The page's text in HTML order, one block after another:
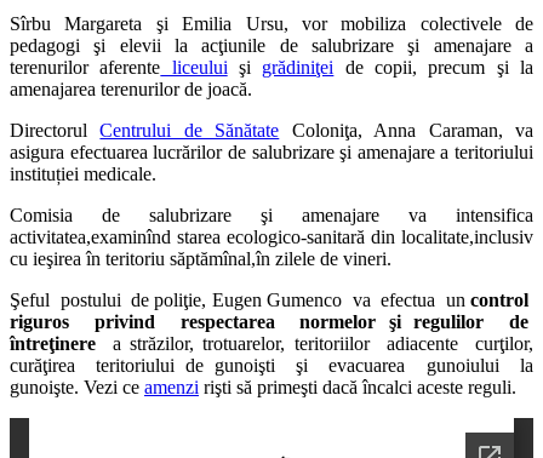
Sîrbu Margareta şi Emilia Ursu, vor mobiliza colectivele de
pedagogi şi elevii la acţiunile de salubrizare şi amenajare a
terenurilor aferente liceului şi grădiniţei de copii, precum şi la
amenajarea terenurilor de joacă.
DirectorulCentrului de Sănătate Coloniţa, Anna Caraman, va
asigura efectuarea lucrărilor de salubrizare şi amenajare a teritoriului
instituției medicale.
Comisia de salubrizare şi amenajare va intensifica
activitatea,examinînd starea ecologico-sanitară din localitate,inclusiv
cu ieşirea în teritoriu săptămînal,în zilele de vineri.
Şeful postului de poliţie, Eugen Gumenco va efectua un control
riguros privind respectarea normelor şi regulilor de
întreţinere
a străzilor, trotuarelor, teritoriilor adiacente curţilor,
curăţirea teritoriului de gunoişti şi evacuarea gunoiului la
gunoişte. Vezi ce amenzi rişti să primeşti dacă încalci aceste reguli.